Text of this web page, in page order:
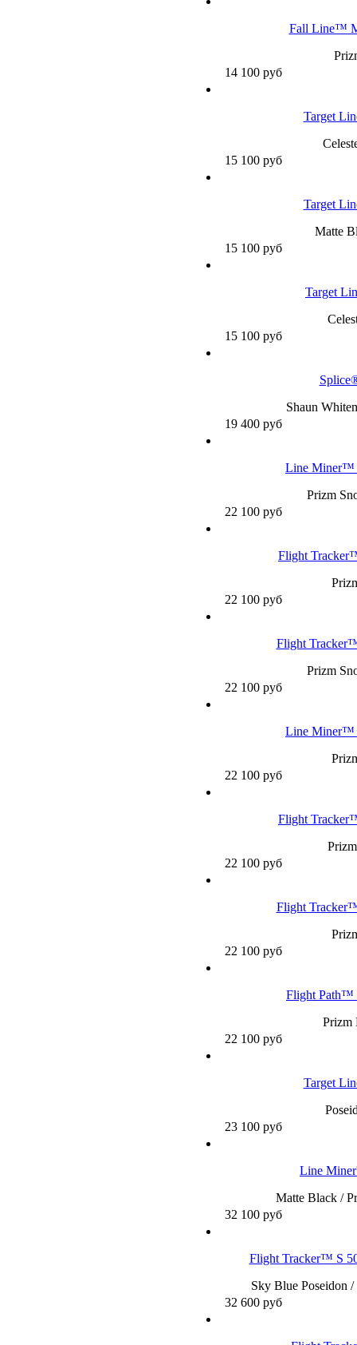
Fall Line™
14 100 руб
Target
15 100 руб
Target
Matte
15 100 руб
Target
15 100 руб
Shaun
19 400 руб
Line Miner™
Prizm
22 100 руб
Flight
22 100 руб
Flight
Prizm
22 100 руб
Line Miner™
22 100 руб
Flight
22 100 руб
Flight
22 100 руб
Flight Path™
Prizm
22 100 руб
Target
23 100 руб
Line
Matte Black /
32 100 руб
Flight Tracker™ S
Sky Blue Poseidon
32 600 руб